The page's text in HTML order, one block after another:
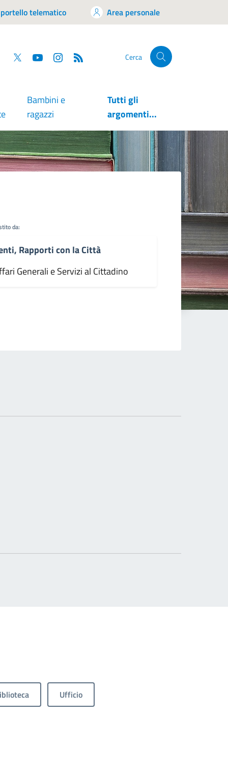
telematico Area personale
Facebook
Twitter YouTube Cerca
Bambini e
ragazzi
Tutti gli
argomenti...
da:
Rapporti con la Città
Generali e Servizi al Cittadino
Ufficio